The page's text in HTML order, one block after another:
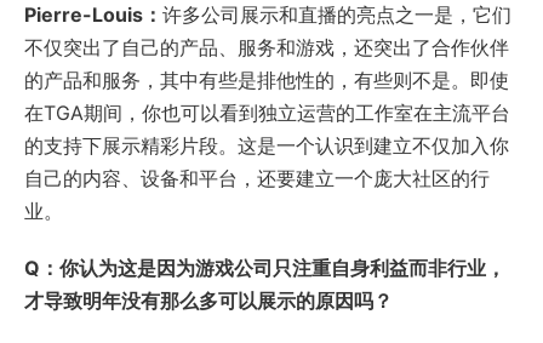
Pierre-Louis： 许多公司展示和直播的亮点之一是，它们
不仅突出了自己的产品、服务和游戏，还突出了合作伙伴
的产品和服务，其中有些是排他性的，有些则不是。即使
在TGA期间，你也可以看到独立运营的工作室在主流平台
的支持下展示精彩片段。这是一个认识到建立不仅加入你
自己的内容、设备和平台，还要建立一个庞大社区的行
业。
Q：你认为这是因为游戏公司只注重自身利益而非行业，
才导致明年没有那么多可以展示的原因吗？